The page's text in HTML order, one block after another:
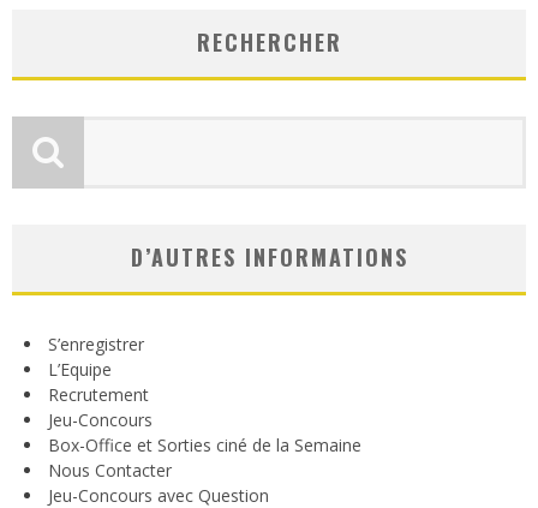
RECHERCHER
D’AUTRES INFORMATIONS
S’enregistrer
L’Equipe
Recrutement
Jeu-Concours
Box-Office et Sorties ciné de la Semaine
Nous Contacter
Jeu-Concours avec Question